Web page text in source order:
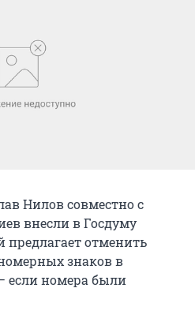
Нилов совместно с
внесли в Госдуму
предлагает отменить
знаков в
если номера были